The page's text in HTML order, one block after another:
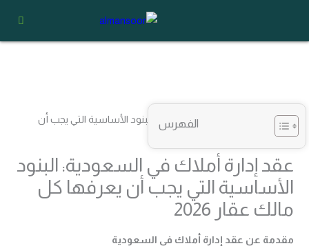
عقد إدارة أملاك في السعودية: البنود
الأساسية التي يجب أن يعرفها كل
مالك عقار 2026
الفهرس
مقدمة عن عقد إدارة أملاك في السعودية